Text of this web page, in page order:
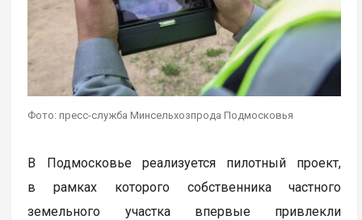
Фото: пресс-служба Минсельхозпрода Подмосковья
В Подмосковье реализуется пилотный проект,
в рамках которого собственника частного
земельного участка впервые привлекли